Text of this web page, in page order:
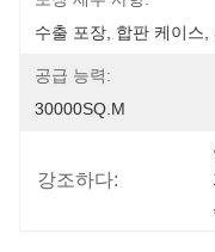
수출 포장, 합판 케이스
공급 능력:
30000SQ.M
강조하다:
,